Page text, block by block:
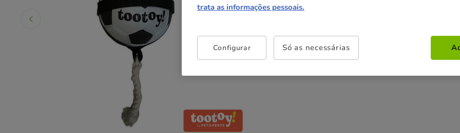
Não perca esta promoção
alimentação, higiene e acessórios.
Ver condições
Cupão: SUPER25
trata as informações pessoais.
Configurar Só as necessárias